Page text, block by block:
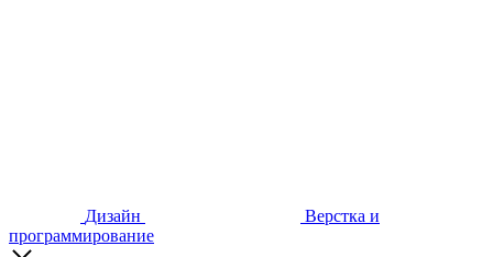
Дизайн
Верстка и
программирование